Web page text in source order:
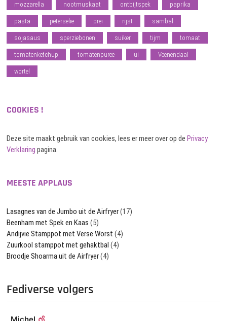
mozzarella nootmuskaat ontbijtspek paprika
pasta peterselie prei rijst sambal
sojasaus sperziebonen suiker tijm tomaat
tomatenketchup tomatenpuree ui Veenendaal
wortel
COOKIES !
Deze site maakt gebruik van cookies, lees er meer over op dePrivacy
Verklaring pagina.
MEESTE APPLAUS
Lasagnes van de Jumbo uit de Airfryer(17)
Beenham met Spek en Kaas (5)
Andijvie Stamppot met Verse Worst (4)
Zuurkool stamppot met gehaktbal (4)
Broodje Shoarma uit de Airfryer(4)
Fediverse volgers